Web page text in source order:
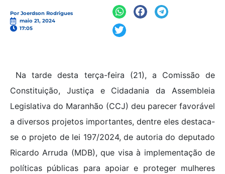
Por Joerdson Rodrigues
maio 21, 2024
17:05
Na tarde desta terça-feira (21), a Comissão de
Constituição, Justiça e Cidadania da Assembleia
Legislativa do Maranhão (CCJ) deu parecer favorável
a diversos projetos importantes, dentre eles destaca-
se o projeto de lei 197/2024, de autoria do deputado
Ricardo Arruda (MDB), que visa à implementação de
políticas públicas para apoiar e proteger mulheres